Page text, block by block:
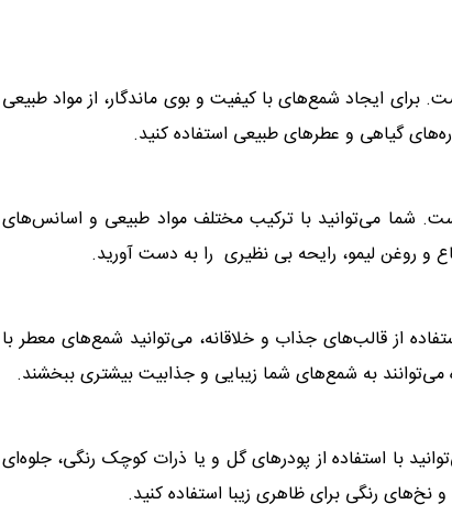
برای ایجاد شمع‌های با کیفیت و بوی ماندگار، از مواد طبیعی
گیاهی و عطرهای طبیعی استفاده کنید.
شما می‌توانید با ترکیب مختلف مواد طبیعی و اسانس‌های
و روغن لیمو، رایحه بی نظیری را به دست آورید.
از قالب‌های جذاب و خلاقانه، می‌توانید شمع‌های معطر با
به شمع‌های شما زیبایی و جذابیت بیشتری ببخشند.
با استفاده از پودر‌های گل و یا ذرات کوچک رنگی، جلوه‌ای
رنگی برای ظاهری زیبا استفاده کنید.